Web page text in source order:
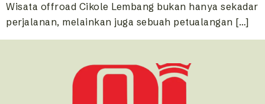
Wisata offroad Cikole Lembang bukan hanya sekadar
perjalanan, melainkan juga sebuah petualangan […]